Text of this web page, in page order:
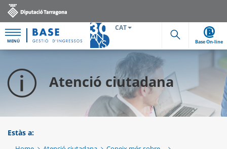
MENÚ
CAT
Cerca
Base On-line
Atenció ciutadana
Estàs a: